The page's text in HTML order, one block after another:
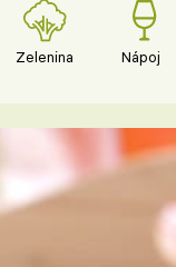
Zelenina Nápoje